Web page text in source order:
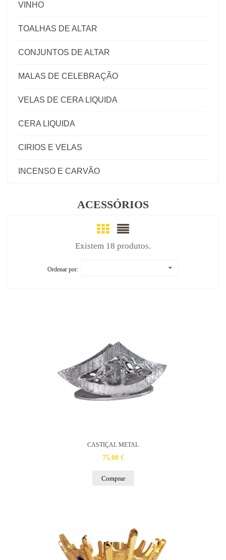
VINHO
TOALHAS DE ALTAR
CONJUNTOS DE ALTAR
MALAS DE CELEBRAÇÃO
VELAS DE CERA LIQUIDA
CERA LIQUIDA
CIRIOS E VELAS
INCENSO E CARVÃO
ACESSÓRIOS
Existem 18 produtos.
Ordenar por:
CASTIÇAL METAL
75,00 €
Comprar